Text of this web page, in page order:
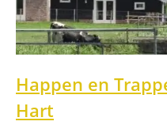
Happen en
Hart